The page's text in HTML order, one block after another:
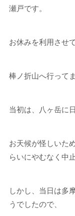
瀬戸です。
お休みを利用させ
棒ノ折山へ行って
当初は、八ヶ岳に
お天候が怪しいた
らいにやむなく中
しかし、当日は多
うでしたので、